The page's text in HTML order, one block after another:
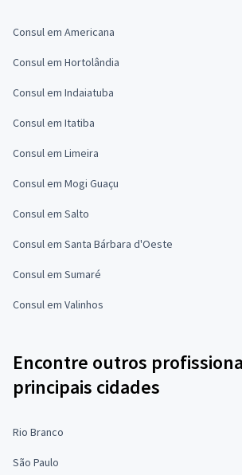
Consul em Americana
Consul em Hortolândia
Consul em Indaiatuba
Consul em Itatiba
Consul em Limeira
Consul em Mogi Guaçu
Consul em Salto
Consul em Santa Bárbara d'Oeste
Consul em Sumaré
Consul em Valinhos
Encontre outros
principais cidades
Rio Branco
São Paulo